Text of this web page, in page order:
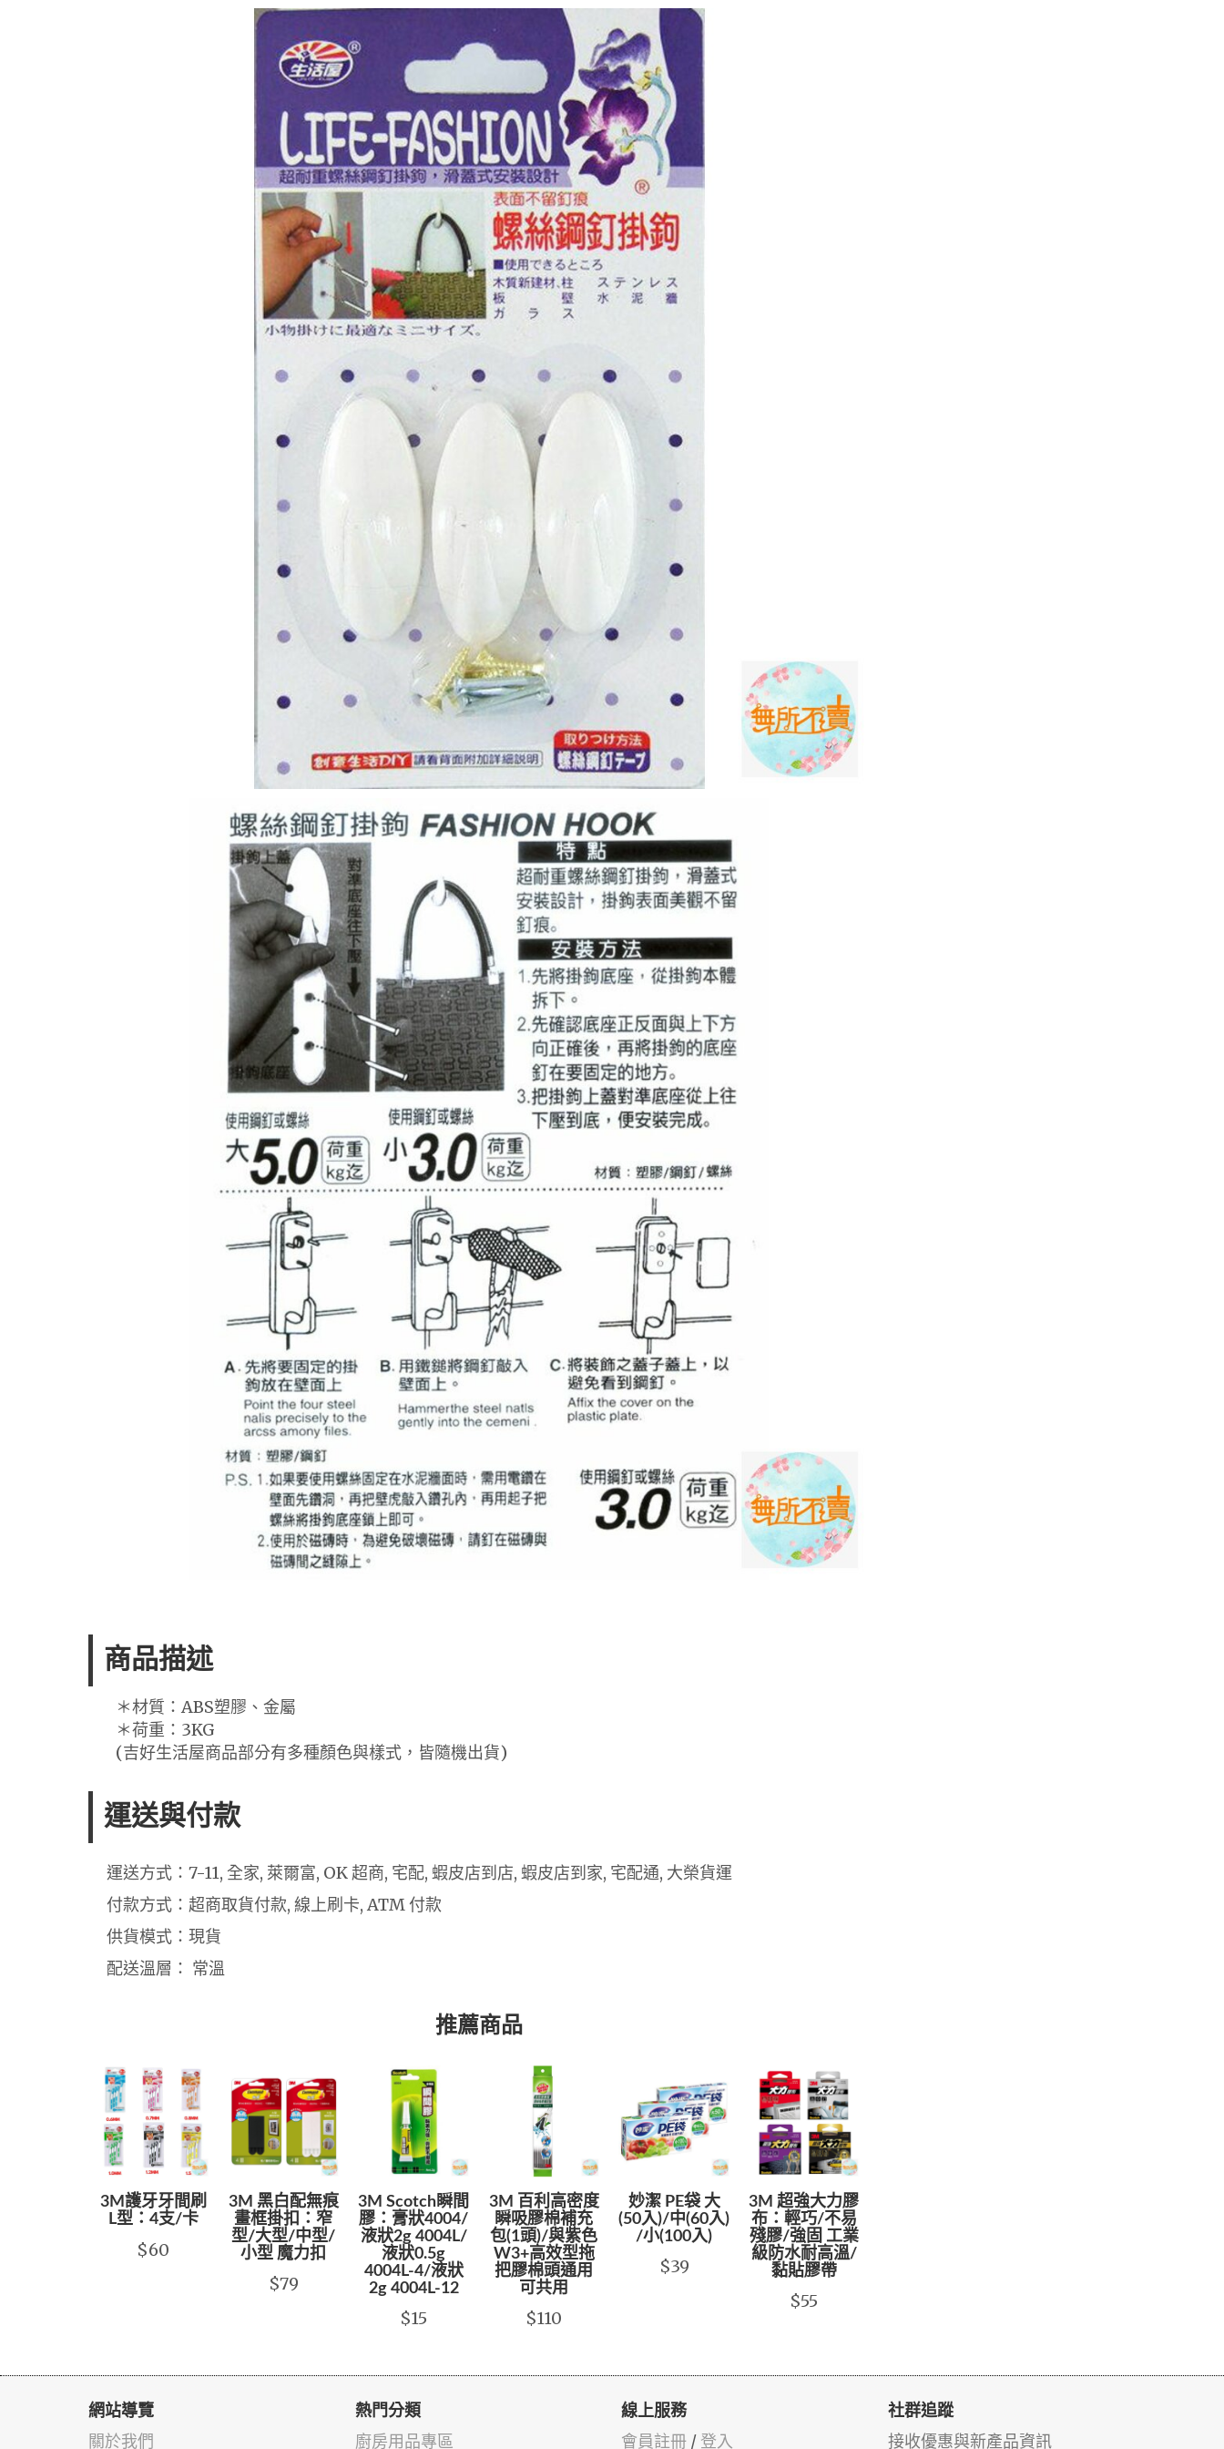
商品描述
＊材質：ABS塑膠、金屬
＊荷重：3KG
(吉好生活屋商品部分有多種顏色與樣式，皆隨機出貨)
運送與付款
運送方式：7-11, 全家, 萊爾富, OK 超商, 宅配, 蝦皮店到店, 蝦皮店到家, 宅配通, 大榮貨運
付款方式：超商取貨付款, 線上刷卡, ATM 付款
供貨模式：現貨
配送溫層： 常溫
推薦商品
3M護牙牙間刷
L型：4支/卡
$60
3M 黑白配無痕
畫框掛扣：窄
型/大型/中型/
小型 魔力扣
$79
3M Scotch瞬間
膠：膏狀4004/
液狀2g 4004L/
液狀0.5g
4004L-4/液狀
2g 4004L-12
$15
3M 百利高密度
瞬吸膠棉補充
包(1頭)/與紫色
W3+高效型拖
把膠棉頭通用
可共用
$110
妙潔 PE袋 大
(50入)/中(60入)
/小(100入)
$39
3M 超強大力膠
布：輕巧/不易
殘膠/強固 工業
級防水耐高溫/
黏貼膠帶
$55
網站導覽
關於我們
熱門分類
廚房用品專區
線上服務
會員註冊 / 登入
社群追蹤
接收優惠與新產品資訊